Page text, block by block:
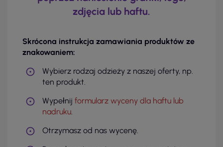
zdjęcia lub haftu.
Skrócona instrukcja zamawiania produktów ze
znakowaniem:
Wybierz rodzaj odzieży z naszej oferty, np.
ten produkt.
Wypełnij formularz wyceny dla haftu lub
nadruku.
Otrzymasz od nas wycenę.